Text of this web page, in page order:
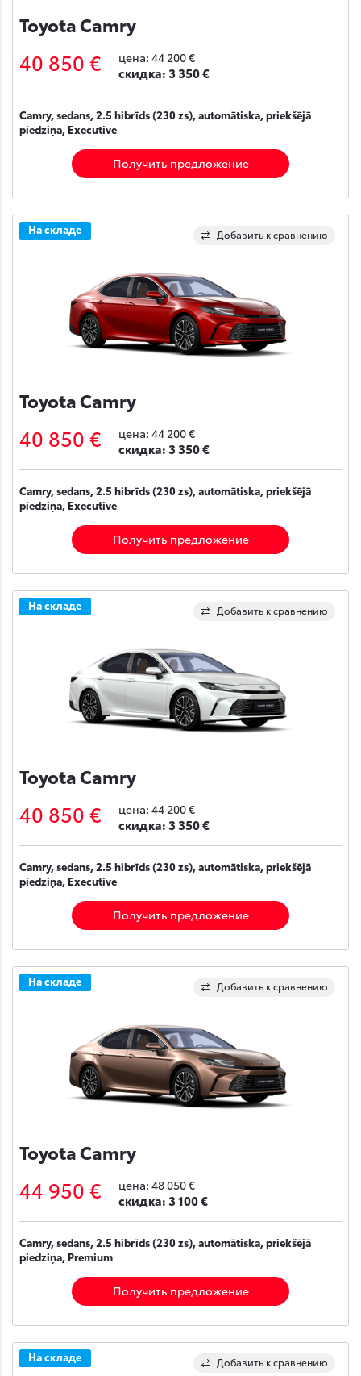
Toyota Camry
40 850 € цена: 44 200 €
скидка:3 350 €
Camry, sedans, 2.5 hibrīds (230 zs), automātiska, priekšējā
piedziņa, Executive
Получить предложение
Добавить к сравнению
На складе
Toyota Camry
40 850 € цена: 44 200 €
скидка:3 350 €
Camry, sedans, 2.5 hibrīds (230 zs), automātiska, priekšējā
piedziņa, Executive
Получить предложение
Добавить к сравнению
На складе
Toyota Camry
40 850 € цена: 44 200 €
скидка:3 350 €
Camry, sedans, 2.5 hibrīds (230 zs), automātiska, priekšējā
piedziņa, Executive
Получить предложение
Добавить к сравнению
На складе
Toyota Camry
44 950 € цена: 48 050 €
скидка:3 100 €
Camry, sedans, 2.5 hibrīds (230 zs), automātiska, priekšējā
piedziņa, Premium
Получить предложение
Добавить к сравнению
На складе